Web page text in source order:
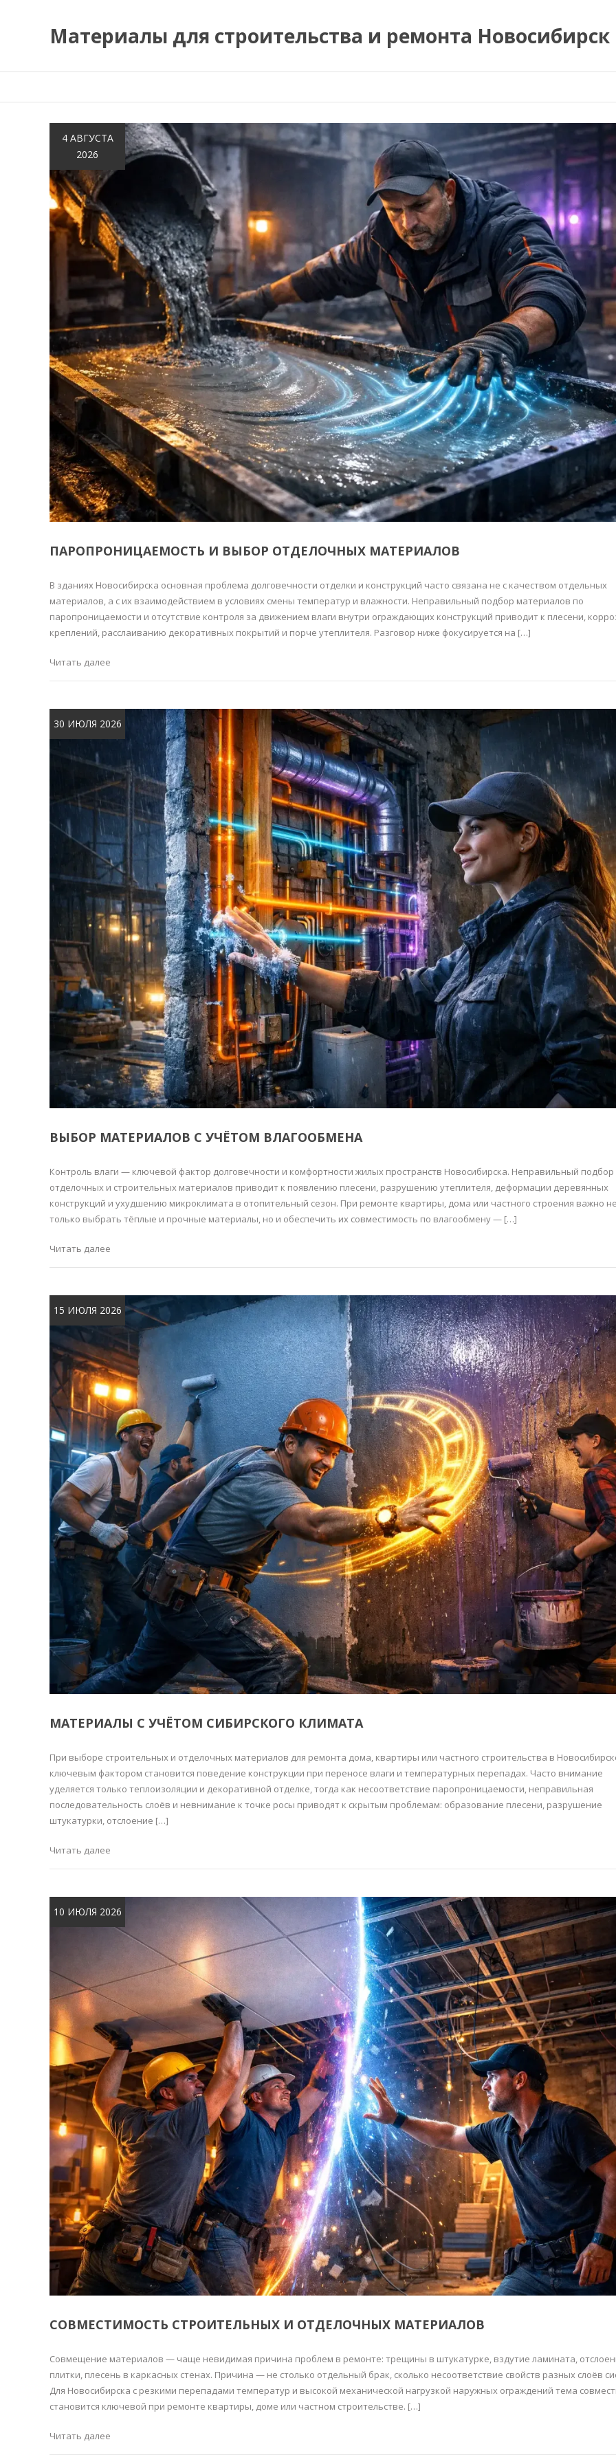
содержимомуМатериалы для строительства и ремонта Новосибирск
4 АВГУСТА
2026
ПАРОПРОНИЦАЕМОСТЬ И ВЫБОР ОТДЕЛОЧНЫХ МАТЕРИАЛОВ
В зданиях Новосибирска основная проблема долговечности отделки и конструкций часто связана не с качеством отдельных
материалов, а с их взаимодействием в условиях смены температур и влажности. Неправильный подбор материалов по
паропроницаемости и отсутствие контроля за движением влаги внутри ограждающих конструкций приводит к плесени,
креплений, расслаиванию декоративных покрытий и порче утеплителя. Разговор ниже фокусируется на […]
Читать далее
30 ИЮЛЯ 2026
ВЫБОР МАТЕРИАЛОВ С УЧЁТОМ ВЛАГООБМЕНА
Контроль влаги — ключевой фактор долговечности и комфортности жилых пространств Новосибирска. Неправильный подбор
отделочных и строительных материалов приводит к появлению плесени, разрушению утеплителя, деформации деревянных
конструкций и ухудшению микроклимата в отопительный сезон. При ремонте квартиры, дома или частного строения важно
только выбрать тёплые и прочные материалы, но и обеспечить их совместимость по влагообмену — […]
Читать далее
15 ИЮЛЯ 2026
МАТЕРИАЛЫ С УЧЁТОМ СИБИРСКОГО КЛИМАТА
При выборе строительных и отделочных материалов для ремонта дома, квартиры или частного строительства в
ключевым фактором становится поведение конструкции при переносе влаги и температурных перепадах. Часто внимание
уделяется только теплоизоляции и декоративной отделке, тогда как несоответствие паропроницаемости, неправильная
последовательность слоёв и невнимание к точке росы приводят к скрытым проблемам: образование плесени, разрушение
штукатурки, отслоение […]
Читать далее
10 ИЮЛЯ 2026
СОВМЕСТИМОСТЬ СТРОИТЕЛЬНЫХ И ОТДЕЛОЧНЫХ МАТЕРИАЛОВ
Совмещение материалов — чаще невидимая причина проблем в ремонте: трещины в штукатурке, вздутие ламината,
плитки, плесень в каркасных стенах. Причина — не столько отдельный брак, сколько несоответствие свойств разных слоёв
Для Новосибирска с резкими перепадами температур и высокой механической нагрузкой наружных ограждений тема
становится ключевой при ремонте квартиры, доме или частном строительстве. […]
Читать далее